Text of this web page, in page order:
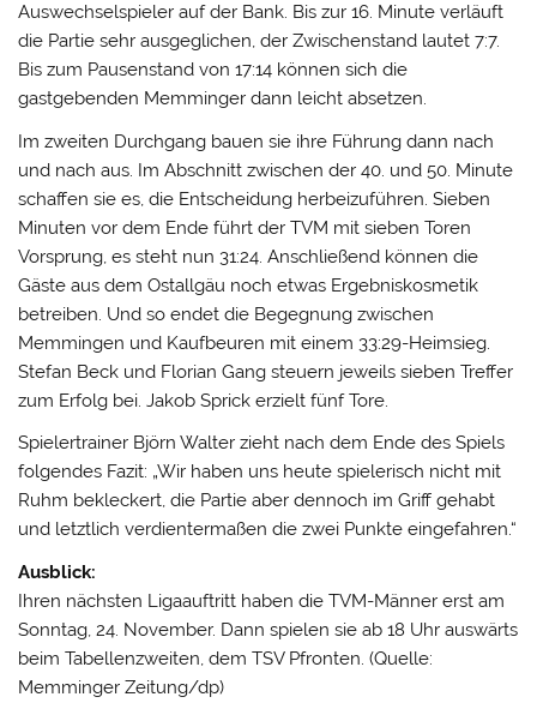
Auswechselspieler auf der Bank. Bis zur 16. Minute verläuft
die Partie sehr ausgeglichen, der Zwischenstand lautet 7:7.
Bis zum Pausenstand von 17:14 können sich die
gastgebenden Memminger dann leicht absetzen.
Im zweiten Durchgang bauen sie ihre Führung dann nach
und nach aus. Im Abschnitt zwischen der 40. und 50. Minute
schaffen sie es, die Entscheidung herbeizuführen. Sieben
Minuten vor dem Ende führt der TVM mit sieben Toren
Vorsprung, es steht nun 31:24. Anschließend können die
Gäste aus dem Ostallgäu noch etwas Ergebniskosmetik
betreiben. Und so endet die Begegnung zwischen
Memmingen und Kaufbeuren mit einem 33:29-Heimsieg.
Stefan Beck und Florian Gang steuern jeweils sieben Treffer
zum Erfolg bei. Jakob Sprick erzielt fünf Tore.
Spielertrainer Björn Walter zieht nach dem Ende des Spiels
folgendes Fazit: „Wir haben uns heute spielerisch nicht mit
Ruhm bekleckert, die Partie aber dennoch im Griff gehabt
und letztlich verdientermaßen die zwei Punkte eingefahren.“
Ausblick:
Ihren nächsten Ligaauftritt haben die TVM-Männer erst am
Sonntag, 24. November. Dann spielen sie ab 18 Uhr auswärts
beim Tabellenzweiten, dem TSV Pfronten. (Quelle:
Memminger Zeitung/dp)